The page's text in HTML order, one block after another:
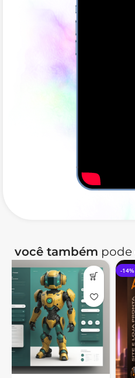
Youtube – Agência Tei
Seu projeto
briefing para
Contrato de Prestação de
as etapas do
Oferta Especial:
Contrate pelo WhatsApp e
50% na
você também pode